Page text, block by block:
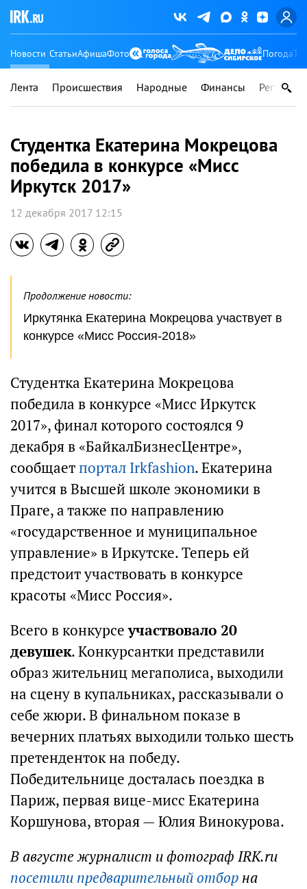
Новости СтатьиАфишаФото Погода
Лента Происшествия Народные Финансы Регионы
Студентка Екатерина Мокрецова
победила в конкурсе «Мисс
Иркутск 2017»
12 декабря 2017 12:15
Продолжение новости:
Иркутянка Екатерина Мокрецова участвует в
конкурсе «Мисс Россия-2018»
Студентка Екатерина Мокрецова
победила в конкурсе «Мисс Иркутск
2017», финал которого состоялся 9
декабря в «БайкалБизнесЦентре»,
сообщаетпортал Irkfashion. Екатерина
учится в Высшей школе экономики в
Праге, а также по направлению
«государственное и муниципальное
управление» в Иркутске. Теперь ей
предстоит участвовать в конкурсе
красоты «Мисс Россия».
Всего в конкурсеучаствовало 20
девушек. Конкурсантки представили
образ жительниц мегаполиса, выходили
на сцену в купальниках, рассказывали о
себе жюри. В финальном показе в
вечерних платьях выходили только шесть
претенденток на победу.
Победительнице досталась поездка в
Париж, первая вице-мисс Екатерина
Коршунова, вторая — Юлия Винокурова.
В августе журналист и фотограф IRK.ru
посетили предварительный отбор на